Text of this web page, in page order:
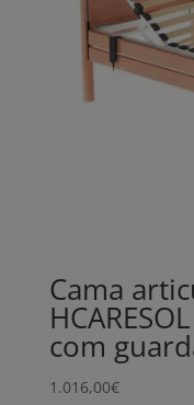
Cama
HCARESOL
com
1.016,00€